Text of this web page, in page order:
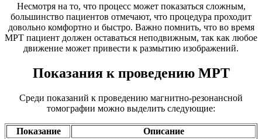
Несмотря на то, что процесс может показаться сложным,
большинство пациентов отмечают, что процедура проходит
довольно комфортно и быстро. Важно помнить, что во время
МРТ пациент должен оставаться неподвижным, так как любое
движение может привести к размытию изображений.
Показания к проведению МРТ
Среди показаний к проведению магнитно-резонансной
томографии можно выделить следующие:
Показание Описание